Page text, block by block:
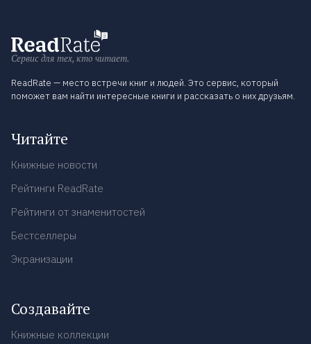
Сервис для тех, кто читает.
ReadRate — место встречи книг и людей. Это сервис, который
поможет вам найти интересные книги и рассказать о них друзьям.
Читайте
Книжные новости
Рейтинги ReadRate
Рейтинги от знаменитостей
Бестселлеры
Экранизации
Создавайте
Книжные коллекции